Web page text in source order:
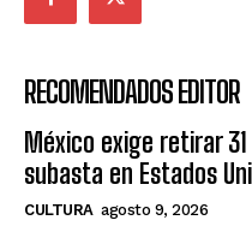
RECOMENDADOS EDITOR
México exige retirar
subasta en Estados
CULTURA agosto 9, 2026